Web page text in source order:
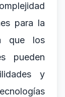
para la
que los
pueden
y